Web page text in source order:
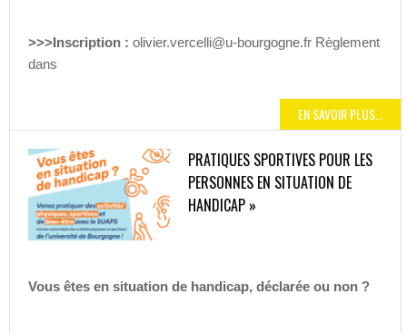
>>>Inscription : olivier.vercelli@u-bourgogne.fr Règlement
dans
EN SAVOIR PLUS…
PRATIQUES SPORTIVES POUR LES
PERSONNES EN SITUATION DE
HANDICAP »
Vous êtes en situation de handicap, déclarée ou non ?